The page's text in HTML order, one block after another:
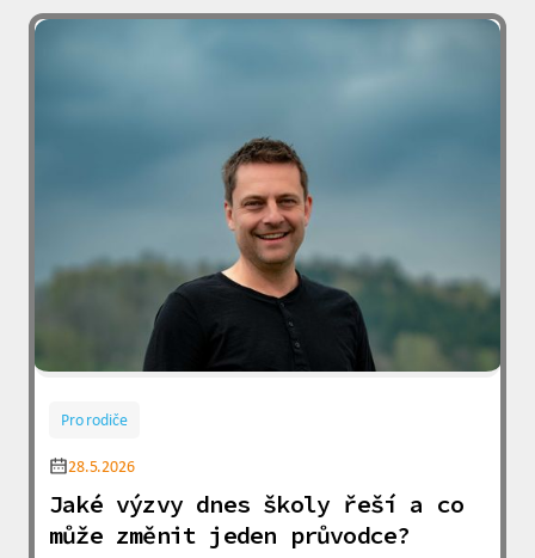
Pro rodiče
28.5.2026
Jaké výzvy dnes školy řeší a co
může změnit jeden průvodce?